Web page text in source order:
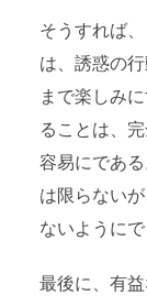
そうすれば
は、誘惑の
まで楽しみ
ることは、
容易にであ
は限らない
ないようにで
最後に、有